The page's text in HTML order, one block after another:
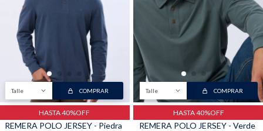
Talle COMPRAR
HASTA 40%OFF
REMERA POLO JERSEY - Piedra
Talle COMPRAR
HASTA 40%OFF
REMERA POLO JERSEY - Verde